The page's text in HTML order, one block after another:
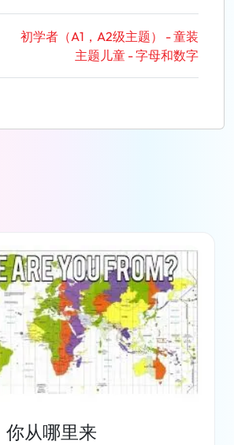
初学者（A1，A2级主题） - 童装
主题儿童 - 字母和数字
你从哪里来